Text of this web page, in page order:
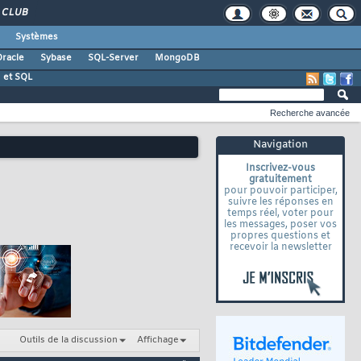
CLUB
Systèmes
Sybase SQL-Server
MongoDB
et SQL
Navigation
Inscrivez-vous
gratuitement
pour pouvoir participer,
suivre les réponses en
temps réel, voter pour
les messages, poser vos
propres questions et
recevoir la newsletter
Recherche avancée
Outils de la discussion Affichage